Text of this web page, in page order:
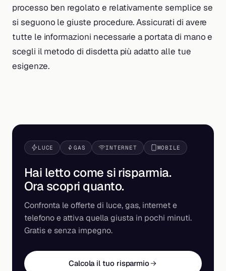
processo ben regolato e relativamente semplice se
si seguono le giuste procedure. Assicurati di avere
tutte le informazioni necessarie a portata di mano e
scegli il metodo di disdetta più adatto alle tue
esigenze.
LUCE GAS INTERNET MOBILE
Hai letto come si risparmia.
Ora scopri quanto.
Confronta le offerte di luce, gas, internet e
telefono e attiva quella giusta in pochi minuti.
Gratis e senza impegno.
Calcola il tuo risparmio